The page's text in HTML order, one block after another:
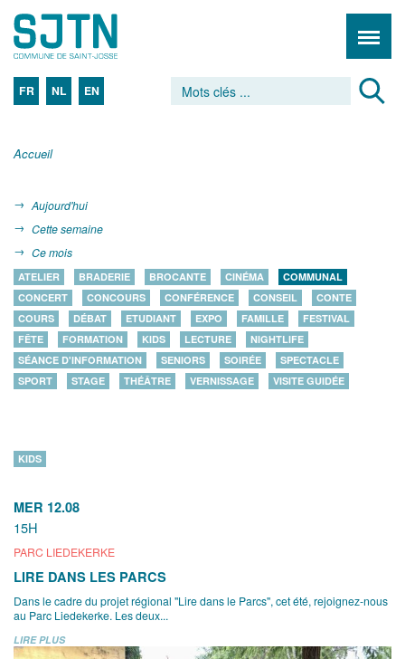
FR NL EN
Accueil
Aujourd'hui
Cette semaine
Ce mois
ATELIER BRADERIE BROCANTE CINÉMA
COMMUNAL
CONCERT
CONCOURS CONFÉRENCE CONSEIL
CONTE
COURS
DÉBAT ETUDIANT EXPO FAMILLE
FESTIVAL
FÊTE
FORMATION KIDS LECTURE
NIGHTLIFE
SÉANCE D'INFORMATION
SENIORS SOIRÉE
SPECTACLE
SPORT
STAGE THÉÂTRE VERNISSAGE VISITE GUIDÉE
MER 12.08
15H
PARC LIEDEKERKE
KIDS
LIRE DANS LES PARCS
Dans le cadre du projet régional "Lire dans le Parcs", cet été, rejoignez-nous
au Parc Liedekerke. Les deux...
LIRE PLUS